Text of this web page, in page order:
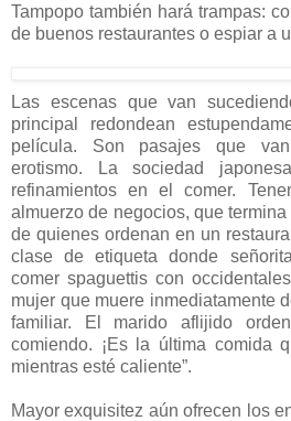
Tampopo también hará trampas:
de buenos restaurantes o espiar a
Las escenas que van
principal redondean
película. Son pasajes que
erotismo. La sociedad
refinamientos en el comer.
almuerzo de negocios, que
de quienes ordenan en un
clase de etiqueta donde
comer spaguettis con
mujer que muere inmediatamente
familiar. El marido aflijido
comiendo. ¡Es la última comida
mientras esté caliente”.
Mayor exquisitez aún ofrecen los